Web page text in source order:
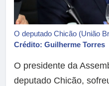
O deputado Chicão (União
Crédito: Guilherme Torres
O presidente da
deputado Chicão,